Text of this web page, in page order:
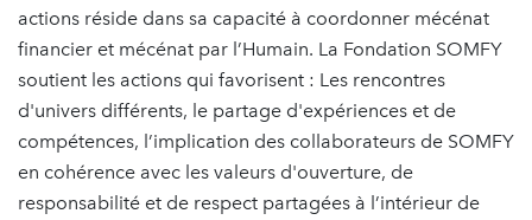
actions réside dans sa capacité à coordonner mécénat
financier et mécénat par l’Humain. La Fondation SOMFY
soutient les actions qui favorisent : Les rencontres
d'univers différents, le partage d'expériences et de
compétences, l’implication des collaborateurs de SOMFY
en cohérence avec les valeurs d'ouverture, de
responsabilité et de respect partagées à l’intérieur de